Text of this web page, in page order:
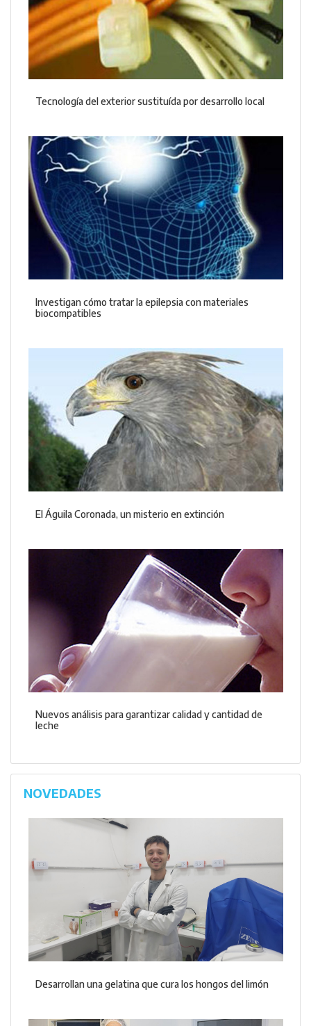
Tecnología del exterior sustituída por desarrollo local
Investigan cómo tratar la epilepsia con materiales
biocompatibles
El Águila Coronada, un misterio en extinción
Nuevos análisis para garantizar calidad y cantidad de
leche
NOVEDADES
Desarrollan una gelatina que cura los hongos del limón